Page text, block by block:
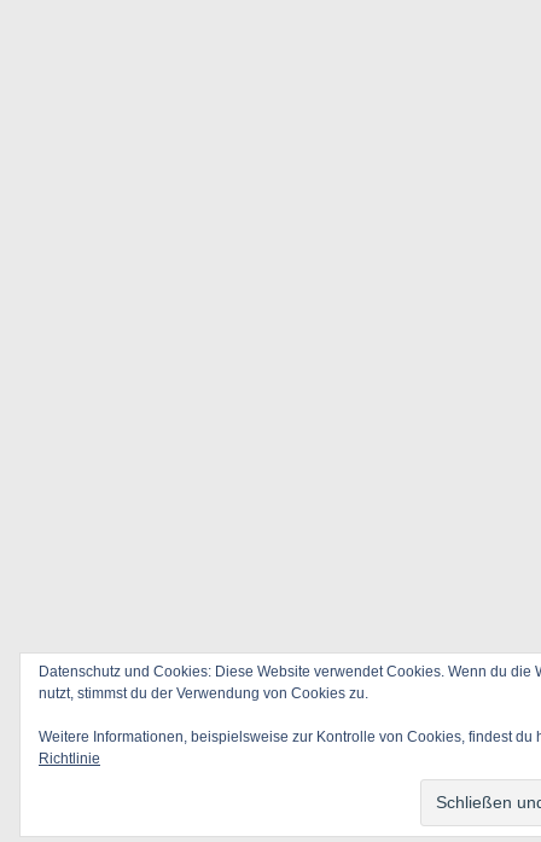
Datenschutz und Cookies: Diese Website verwendet Cookies. Wenn du die
nutzt, stimmst du der Verwendung von Cookies zu.
Weitere Informationen, beispielsweise zur Kontrolle von Cookies, findest du
Richtlinie